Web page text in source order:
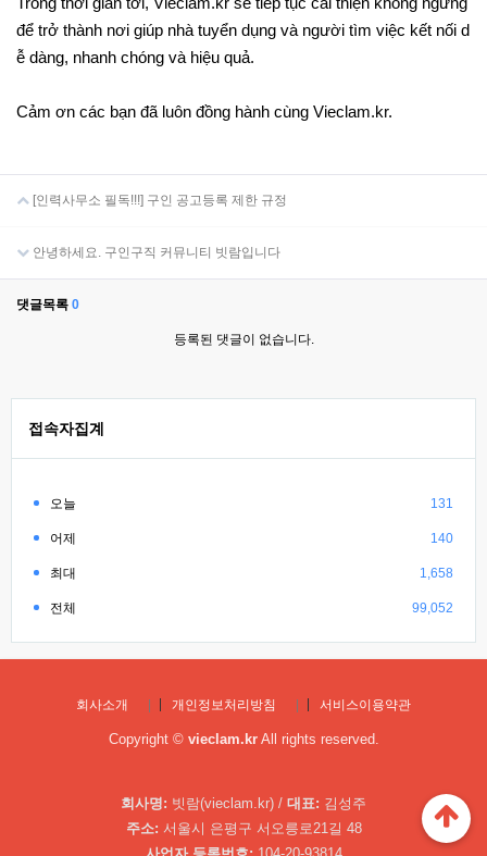
để trở thành nơi giúp nhà tuyển dụng và người tìm việc kết nối d
ễ dàng, nhanh chóng và hiệu quả.
Cảm ơn các bạn đã luôn đồng hành cùng Vieclam.kr.
[인력사무소 필독!!!] 구인 공고등록 제한 규정
안녕하세요. 구인구직 커뮤니티 빗람입니다
댓글목록 0
등록된 댓글이 없습니다.
접속자집계
오늘 131
어제 140
최대 1,658
전체 99,052
회사소개 개인정보처리방침 서비스이용약관
Copyright © vieclam.krAll rights reserved.
회사명: 빗람(vieclam.kr) / 대표: 김성주
주소: 서울시 은평구 서오릉로21길 48